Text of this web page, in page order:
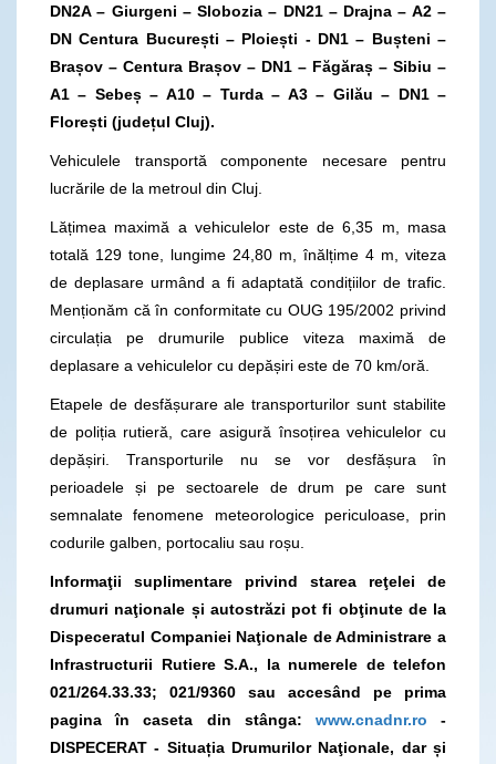
DN2A – Giurgeni – Slobozia – DN21 – Drajna – A2 –
DN Centura București – Ploiești - DN1 – Bușteni –
Brașov – Centura Brașov – DN1 – Făgăraș – Sibiu –
A1 – Sebeș – A10 – Turda – A3 – Gilău – DN1 –
Florești (județul Cluj).
Vehiculele transportă componente necesare pentru
lucrările de la metroul din Cluj.
Lățimea maximă a vehiculelor este de 6,35 m, masa
totală 129 tone, lungime 24,80 m, înălțime 4 m, viteza
de deplasare urmând a fi adaptată condițiilor de trafic.
Menționăm că în conformitate cu OUG 195/2002 privind
circulația pe drumurile publice viteza maximă de
deplasare a vehiculelor cu depășiri este de 70 km/oră.
Etapele de desfășurare ale transporturilor sunt stabilite
de poliția rutieră, care asigură însoțirea vehiculelor cu
depășiri. Transporturile nu se vor desfășura în
perioadele și pe sectoarele de drum pe care sunt
semnalate fenomene meteorologice periculoase, prin
codurile galben, portocaliu sau roșu.
Informaţii suplimentare privind starea reţelei de
drumuri naţionale și autostrăzi pot fi obţinute de la
Dispeceratul Companiei Naţionale de Administrare a
Infrastructurii Rutiere S.A., la numerele de telefon
021/264.33.33; 021/9360 sau accesând pe prima
pagina în caseta din stânga: www.cnadnr.ro -
DISPECERAT - Situația Drumurilor Naţionale, dar și